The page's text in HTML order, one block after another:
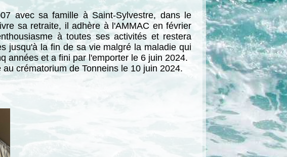
avec sa famille à Saint-Sylvestre, dans le
sa retraite, il adhère à l'AMMAC en février
à toutes ses activités et restera
jusqu'à la fin de sa vie malgré la maladie qui
années et a fini par l'emporter le 6 juin 2024.
crématorium de Tonneins le 10 juin 2024.